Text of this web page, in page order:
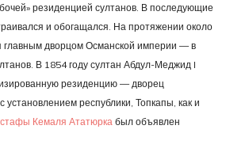
резиденцией султанов. В последующие
и обогащался. На протяжении около
главным дворцом Османской империи — в
В 1854 году султан Абдул-Меджид I
резиденцию — дворец
установлением республики, Топкапы, как и
Кемаля Ататюрка был объявлен